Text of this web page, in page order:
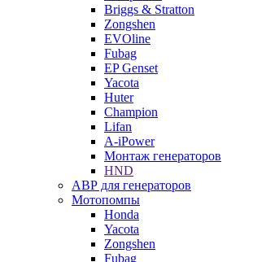
Briggs & Stratton
Zongshen
EVOline
Fubag
EP Genset
Yacota
Huter
Champion
Lifan
A-iPower
Монтаж генераторов
HND
АВР для генераторов
Мотопомпы
Honda
Yacota
Zongshen
Fubag